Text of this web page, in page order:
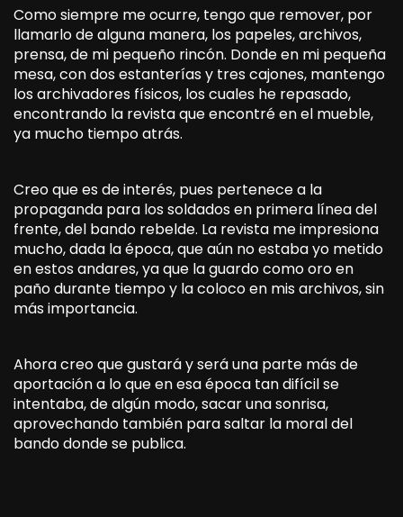
Como siempre me ocurre, tengo que remover, por
llamarlo de alguna manera, los papeles, archivos,
prensa, de mi pequeño rincón. Donde en mi pequeña
mesa, con dos estanterías y tres cajones, mantengo
los archivadores físicos, los cuales he repasado,
encontrando la revista que encontré en el mueble,
ya mucho tiempo atrás.
Creo que es de interés, pues pertenece a la
propaganda para los soldados en primera línea del
frente, del bando rebelde. La revista me impresiona
mucho, dada la época, que aún no estaba yo metido
en estos andares, ya que la guardo como oro en
paño durante tiempo y la coloco en mis archivos, sin
más importancia.
Ahora creo que gustará y será una parte más de
aportación a lo que en esa época tan difícil se
intentaba, de algún modo, sacar una sonrisa,
aprovechando también para saltar la moral del
bando donde se publica.